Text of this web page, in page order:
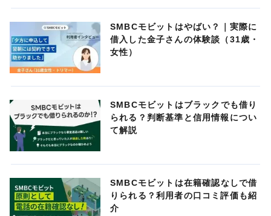
SMBCモビットはやばい？｜実際に
借入した金子さんの体験談（31歳・
女性）
SMBCモビットはブラックでも借り
られる？判断基準と信用情報につい
て解説
SMBCモビットは在籍確認なしで借
りられる？利用者の口コミ評価も紹
介